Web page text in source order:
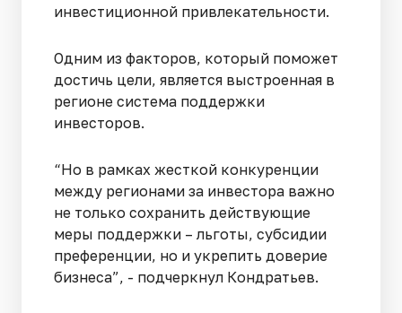
инвестиционной привлекательности.
Одним из факторов, который поможет
достичь цели, является выстроенная в
регионе система поддержки
инвесторов.
“Но в рамках жесткой конкуренции
между регионами за инвестора важно
не только сохранить действующие
меры поддержки – льготы, субсидии
преференции, но и укрепить доверие
бизнеса”, - подчеркнул Кондратьев.